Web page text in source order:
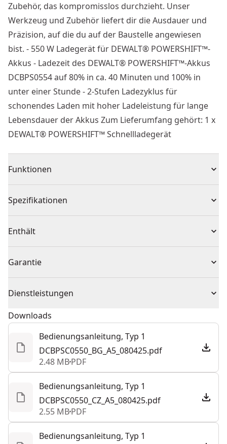
Zubehör, das kompromisslos durchzieht. Unser
Werkzeug und Zubehör liefert dir die Ausdauer und
Präzision, auf die du auf der Baustelle angewiesen
bist. - 550 W Ladegerät für DEWALT® POWERSHIFT™-
Akkus - Ladezeit des DEWALT® POWERSHIFT™-Akkus
DCBPS0554 auf 80% in ca. 40 Minuten und 100% in
unter einer Stunde - 2-Stufen Ladezyklus für
schonendes Laden mit hoher Ladeleistung für lange
Lebensdauer der Akkus Zum Lieferumfang gehört: 1 x
DEWALT® POWERSHIFT™ Schnellladegerät
Funktionen
Enthält einen Bithalter, Adapter und Muttertreiber.
Systemsatz
Verbundenes Gehäuse ermöglicht es, mehrere Sets zu
stapeln und zu verschließen.
Spezifikationen
Produkttyp Ladegerät
Spannung 230V
Kabellos oder
Stromquelle
Gesamtzahl an
0
Mehr anzeigen
Enthält
Garantie
eingeschränkte Garantie bei Registrierung
Dienstleistungen
Wir sind von der Qualität unserer Produkte überzeugt
oder Verarbeitungsfehler zurückzuführen sind,
innerhalb der angegebenen Garantiezeit.
Kunden-Support
Downloads
Bedienungsanleitung, Typ 1
DCBPSC0550_BG_A5_080425.pdf
2.48 MBPDF
Bedienungsanleitung, Typ 1
DCBPSC0550_CZ_A5_080425.pdf
2.55 MBPDF
Bedienungsanleitung, Typ 1